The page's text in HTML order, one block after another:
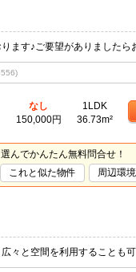
なし
150,000円
1LDK
36.73m²
んでかんたん無料問合せ！
これと似た物件 周辺環境